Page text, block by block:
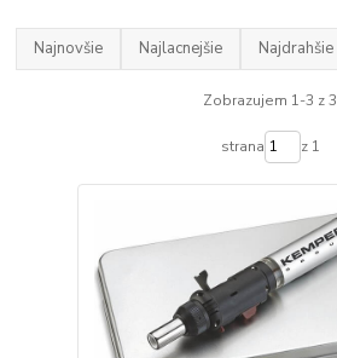
Najnovšie Najlacnejšie Najdrahšie
Zobrazujem 1-3 z 3
strana z 1